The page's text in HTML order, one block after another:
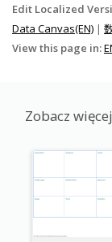
Edit Localized
Data Canvas(EN) |
View this page in:
Zobacz